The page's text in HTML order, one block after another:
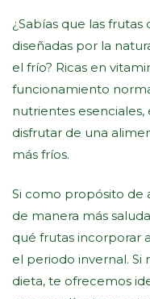
¿Sabías que las
diseñadas por la
el frío? Ricas en
funcionamiento
nutrientes esenciales,
disfrutar de una
más fríos.
Si como propósito de
de manera más
qué frutas incorporar
el periodo invernal. Si
dieta, te ofrecemos